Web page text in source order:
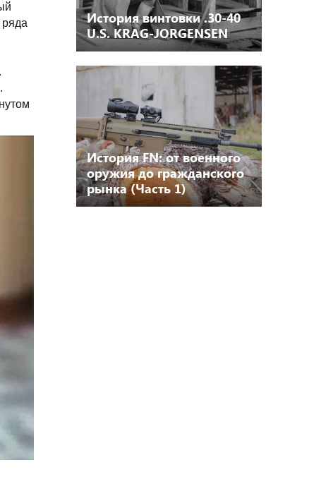
История винтовки .30-40
U.S. KRAG-JORGENSEN
История FN: от военного
оружия до гражданского
рынка (Часть 1)